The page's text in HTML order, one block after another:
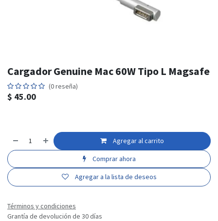
Cargador Genuine Mac 60W Tipo L Magsafe
(0 reseña)
$ 45.00
Agregar al carrito
Comprar ahora
Agregar a la lista de deseos
Términos y condiciones
Grantía de devolución de 30 días